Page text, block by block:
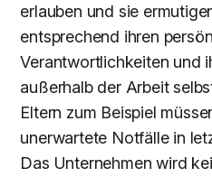
erlauben und sie
entsprechend ihren
Verantwortlichkeiten und
außerhalb der Arbeit
Eltern zum Beispiel
unerwartete Notfälle in
Das Unternehmen wird